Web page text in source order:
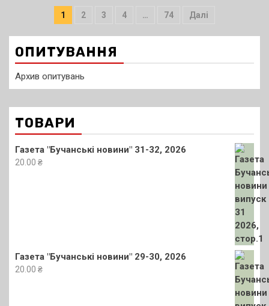
Пагінація
записів
1 2 3 4 … 74 Далі
ОПИТУВАННЯ
Архив опитувань
ТОВАРИ
Газета "Бучанські новини" 31-32, 2026
20.00 ₴
Газета "Бучанські новини" 29-30, 2026
20.00 ₴